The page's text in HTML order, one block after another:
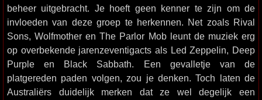
beheer uitgebracht. Je hoeft geen kenner te zijn om de
invloeden van deze groep te herkennen. Net zoals Rival
Sons, Wolfmother en The Parlor Mob leunt de muziek erg
op overbekende jarenzeventigacts als Led Zeppelin, Deep
Purple en Black Sabbath. Een gevalletje van de
platgereden paden volgen, zou je denken. Toch laten de
Australiërs duidelijk merken dat ze wel degelijk een